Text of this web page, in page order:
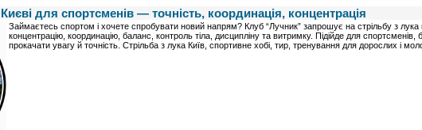
для спортсменів — точність, координація, концентрація
Займаєтесь спортом і хочете спробувати новий напрям? Клуб “Лучник” запрошує на стрільбу з лука
концентрацію, координацію, баланс, контроль тіла, дисципліну та витримку. Підійде для спортсменів,
прокачати увагу й точність. Стрільба з лука Київ, спортивне хобі, тир, тренування для дорослих і